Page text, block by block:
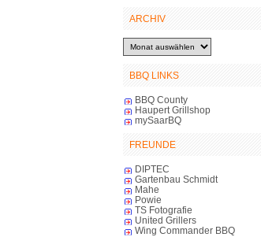
ARCHIV
Archiv
BBQ LINKS
BBQ County
Haupert Grillshop
mySaarBQ
FREUNDE
DIPTEC
Gartenbau Schmidt
Mahe
Powie
TS Fotografie
United Grillers
Wing Commander BBQ